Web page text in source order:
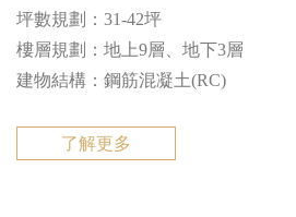
坪數規劃：31-42坪
樓層規劃：地上9層、地下3層
建物結構：鋼筋混凝⼟(RC)
了解更多